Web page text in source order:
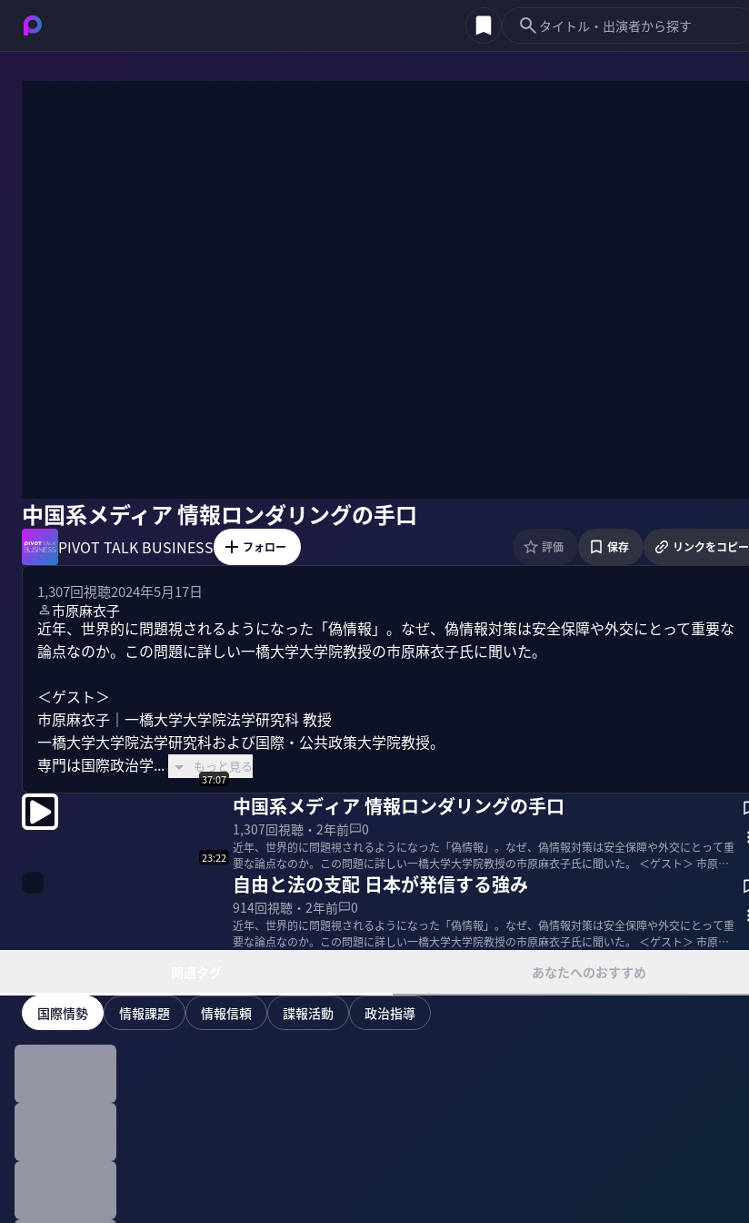
中国系メディア 情報ロンダリングの手口
PIVOT TALK BUSINESS フォロー 評価 保存 リンクをコピー
1,307回視聴2024年5月17日
市原麻衣子
近年、世界的に問題視されるようになった「偽情報」。なぜ、偽情報対策は安全保障や外交にとって重要な
論点なのか。この問題に詳しい一橋大学大学院教授の市原麻衣子氏に聞いた。
＜ゲスト＞
市原麻衣子｜一橋大学大学院法学研究科 教授
一橋大学大学院法学研究科および国際・公共政策大学院教授。
専門は国際政治学...
もっと見る
37:07
中国系メディア 情報ロンダリングの手口
1,307回視聴・ 2年前 0
近年、世界的に問題視されるようになった「偽情報」。なぜ、偽情報対策は安全保障や外交にとって重
要な論点なのか。この問題に詳しい一橋大学大学院教授の市原麻衣子氏に聞いた。 ＜ゲスト＞ 市原麻
衣子｜一橋大...
23:22
自由と法の支配 日本が発信する強み
914回視聴・ 2年前 0
近年、世界的に問題視されるようになった「偽情報」。なぜ、偽情報対策は安全保障や外交にとって重
要な論点なのか。この問題に詳しい一橋大学大学院教授の市原麻衣子氏に聞いた。 ＜ゲスト＞ 市原麻
あなたへのおすすめ
国際情勢 情報課題 情報信頼 諜報活動 政治指導